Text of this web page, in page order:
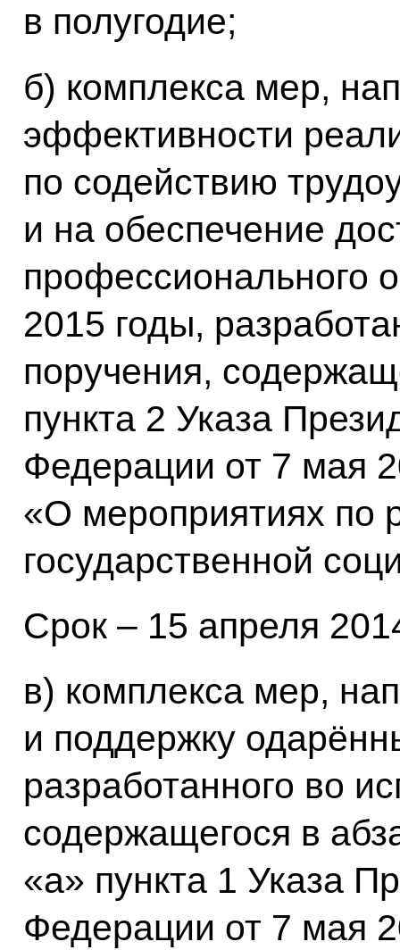
в полугодие;
б) комплекса мер,
эффективности
по содействию
и на обеспечение
профессионального
2015 годы,
поручения,
пункта 2 Указа
Федерации от 7 мая
«О мероприятиях по
государственной
Срок – 15 апреля
в) комплекса мер,
и поддержку
разработанного во
содержащегося в
«а» пункта 1 Указа
Федерации от 7 мая